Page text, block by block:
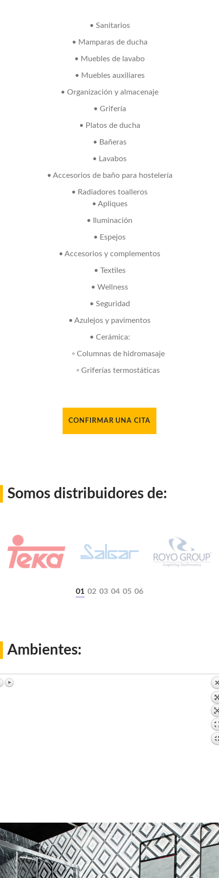
• Sanitarios
• Mamparas de ducha
• Muebles de lavabo
• Muebles auxiliares
• Organización y almacenaje
• Grifería
• Platos de ducha
• Bañeras
• Lavabos
• Accesorios de baño para hostelería
• Radiadores toalleros
• Apliques
• Iluminación
• Espejos
• Accesorios y complementos
• Textiles
• Wellness
• Seguridad
• Azulejos y pavimentos
• Cerámica:
◦ Columnas de hidromasaje
◦ Griferías termostáticas
CONFIRMAR UNA CITA
Somos distribuidores de:
Ambientes: